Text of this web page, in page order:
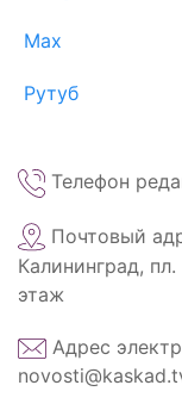
Max
Рутуб
Телефон
Почтовый
Калининград,
этаж
Адрес